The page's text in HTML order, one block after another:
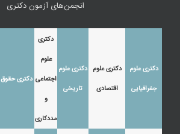
انجمن‌های آزمون دکتری
دکتری علوم
جغرافیایی
دکتری علوم
اقتصادی
دکتری علوم
تاریخی
دکتری
علوم
اجتماعی
و
مددکاری
دکتری حقوق